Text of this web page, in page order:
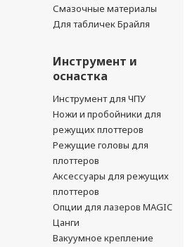
Смазочные материалы
Для табличек Брайля
Инструмент и
оснастка
Инструмент для ЧПУ
Ножи и пробойники для
режущих плоттеров
Режущие головы для
плоттеров
Аксессуары для режущих
плоттеров
Опции для лазеров MAGIC
Цанги
Вакуумное крепление